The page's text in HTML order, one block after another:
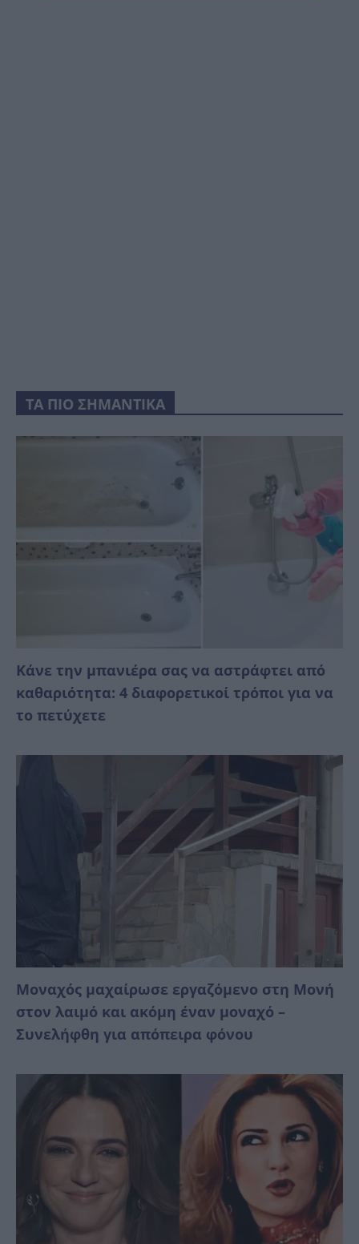
ΤΑ ΠΙΟ ΣΗΜΑΝΤΙΚΑ
Κάνε την μπανιέρα σας να αστράφτει από
καθαριότητα: 4 διαφορετικοί τρόποι για να
το πετύχετε
Μοναχός μαχαίρωσε εργαζόμενο στη Μονή
στον λαιμό και ακόμη έναν μοναχό –
Συνελήφθη για απόπειρα φόνου